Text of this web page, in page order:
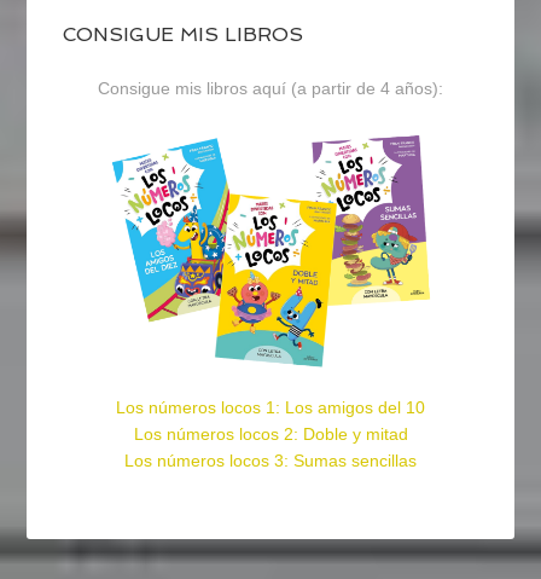
CONSIGUE MIS LIBROS
Consigue mis libros aquí (a partir de 4 años):
Los números locos 1: Los amigos del 10
Los números locos 2: Doble y mitad
Los números locos 3: Sumas sencillas